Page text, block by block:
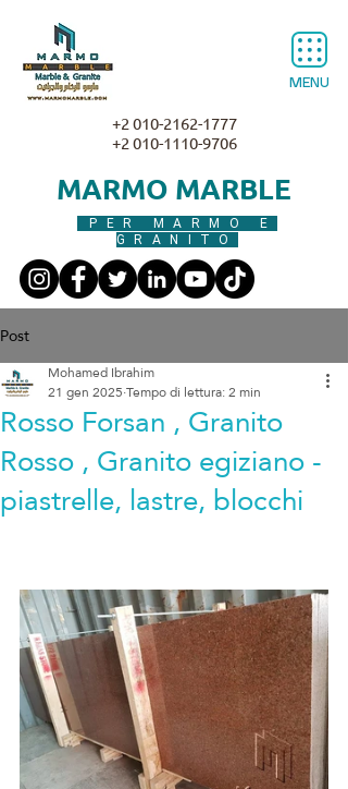
MENU
MARMO MARBLE
PER MARMO E
GRANITO
+2 010-2162-1777
+2 010-1110-9706
Post
Rosso Forsan , Granito
Rosso , Granito egiziano -
piastrelle, lastre, blocchi
Mohamed Ibrahim
21 gen 2025Tempo di lettura: 2 min